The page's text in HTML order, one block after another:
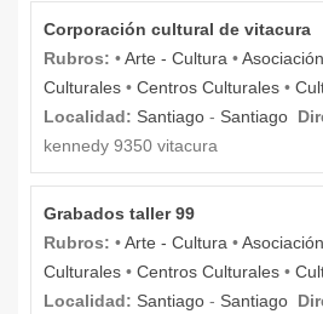
Corporación cultural de vitacura
Rubros: •Arte - Cultura •Asociación
Culturales • Centros Culturales •
Localidad: Santiago - Santiago
kennedy 9350 vitacura
Grabados taller 99
Rubros: •Arte - Cultura •Asociación
Culturales • Centros Culturales •
Localidad: Santiago - Santiago